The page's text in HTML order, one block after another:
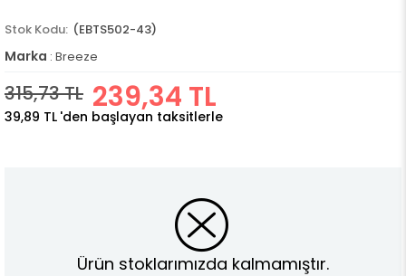
(EBTS502-43)
Marka : Breeze
315,73 TL 239,34 TL
39,89 TL 'den başlayan taksitlerle
Ürün stoklarımızda kalmamıştır.